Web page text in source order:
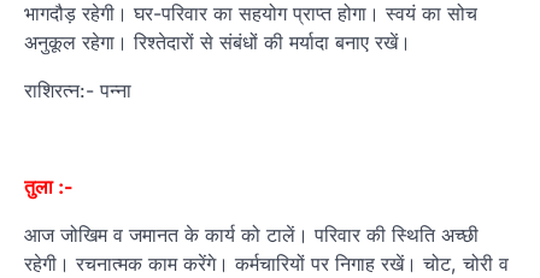
भागदौड़ रहेगी। घर-परिवार का सहयोग प्राप्त होगा। स्वयं का सोच
अनुकूल रहेगा। रिश्तेदारों से संबंधों की मर्यादा बनाए रखें।
राशिरत्न:- पन्ना
तुला :-
आज जोखिम व जमानत के कार्य को टालें। परिवार की स्थिति अच्छी
रहेगी। रचनात्मक काम करेंगे। कर्मचारियों पर निगाह रखें। चोट, चोरी व